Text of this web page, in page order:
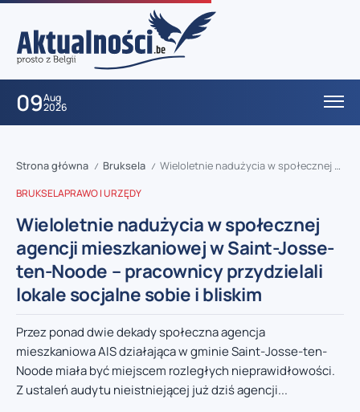
09Aug
2026
Strona główna / Bruksela / Wieloletnie nadużycia w społecznej agencji mieszkaniowej w Saint-Josse-ten-Noode – pracownicy przydzielali lokale socjalne sobie i bliskim
BRUKSELAPRAWO I URZĘDY
Wieloletnie nadużycia w społecznej
agencji mieszkaniowej w Saint-Josse-
ten-Noode – pracownicy przydzielali
lokale socjalne sobie i bliskim
Przez ponad dwie dekady społeczna agencja
mieszkaniowa AIS działająca w gminie Saint-Josse-ten-
Noode miała być miejscem rozległych nieprawidłowości.
Z ustaleń audytu nieistniejącej już dziś agencji...